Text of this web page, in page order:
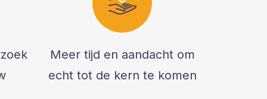
Meer tijd en aandacht om
echt tot de kern te komen